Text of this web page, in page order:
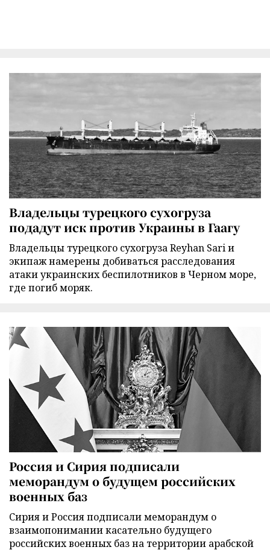
Владельцы турецкого сухогруза
подадут иск против Украины в Гаагу
Владельцы турецкого сухогруза Reyhan Sari и
экипаж намерены добиваться расследования
атаки украинских беспилотников в Черном море,
где погиб моряк.
Россия и Сирия подписали
меморандум о будущем российских
военных баз
Сирия и Россия подписали меморандум о
взаимопонимании касательно будущего
российских военных баз на территории арабской